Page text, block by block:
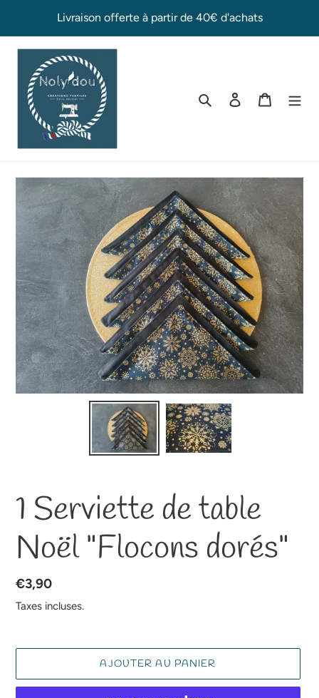
Livraison offerte à partir de 40€ d'achats
RechercherSe connecter
Panier
1 Serviette de table
Noël "Flocons dorés"
Prix
normal
€3,90
Taxes incluses.
AJOUTER AU PANIER